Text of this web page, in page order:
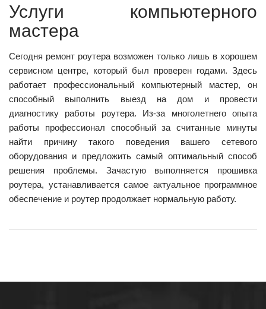
Услуги компьютерного
мастера
Сегодня ремонт роутера возможен только лишь в хорошем
сервисном центре, который был проверен годами. Здесь
работает профессиональный компьютерный мастер, он
способный выполнить выезд на дом и провести
диагностику работы роутера. Из-за многолетнего опыта
работы профессионал способный за считанные минуты
найти причину такого поведения вашего сетевого
оборудования и предложить самый оптимальный способ
решения проблемы. Зачастую выполняется прошивка
роутера, устанавливается самое актуальное программное
обеспечение и роутер продолжает нормальную работу.